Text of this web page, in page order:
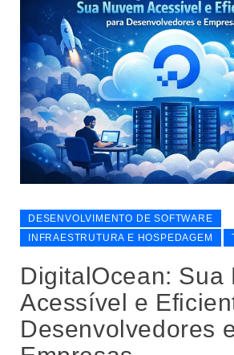
DESENVOLVIMENTO DE SOFTWARE
INFRAESTRUTURA E HOSPEDAGEM
DigitalOcean: Sua
Acessível e
Desenvolvedores